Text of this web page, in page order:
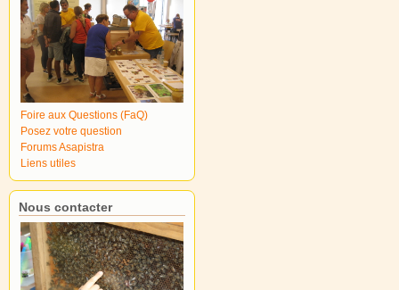
Foire aux Questions (FaQ)
Posez votre question
Forums Asapistra
Liens utiles
Nous contacter